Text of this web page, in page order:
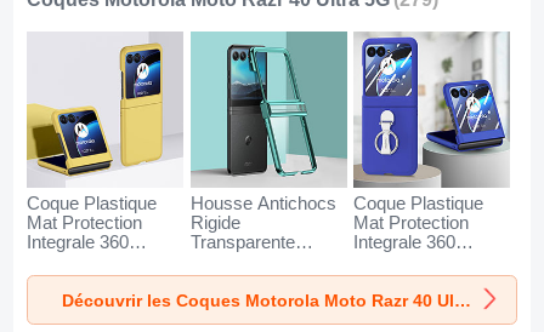
Coque Plastique
Mat Protection
Integrale 360
Arriere Etui Housse
BH1 pour Motorola
Moto Razr 40 Ultra
Housse Antichocs
Rigide
Transparente
Motorola Moto
Razr 40 Ultra 5G
Vert
Coque Plastique
Mat Protection
Integrale 360
Arriere Etui Housse
SD1 pour Motorola
Moto Razr 40 Ultra
Découvrir les Coques Motorola Moto Razr 40 Ultra 5G